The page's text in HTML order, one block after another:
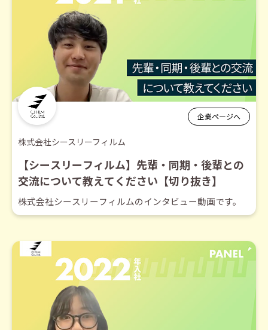
企業ページへ
株式会社シースリーフィルム
【シースリーフィルム】先輩・同期・後輩との
交流について教えてください【切り抜き】
株式会社シースリーフィルムのインタビュー動画です。